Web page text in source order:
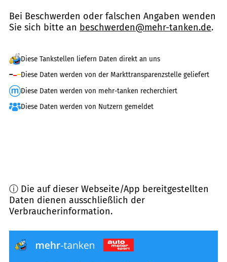
Bei Beschwerden oder falschen Angaben wenden
Sie sich bitte an beschwerden@mehr-tanken.de.
Diese Tankstellen liefern Daten direkt an uns
Diese Daten werden von der Markttransparenzstelle geliefert
Diese Daten werden von mehr-tanken recherchiert
Diese Daten werden von Nutzern gemeldet
ⓘ Die auf dieser Webseite/App bereitgestellten
Daten dienen ausschließlich der
Verbraucherinformation.